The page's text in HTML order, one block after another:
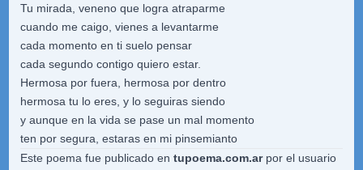
Tu mirada, veneno que logra atraparme
cuando me caigo, vienes a levantarme
cada momento en ti suelo pensar
cada segundo contigo quiero estar.
Hermosa por fuera, hermosa por dentro
hermosa tu lo eres, y lo seguiras siendo
y aunque en la vida se pase un mal momento
ten por segura, estaras en mi pinsemianto
Este poema fue publicado en tupoema.com.arpor el usuario